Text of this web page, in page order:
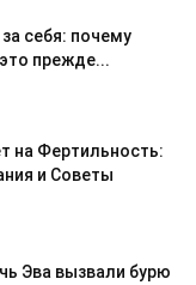
себя: почему
прежде...
на Фертильность:
и Советы
Эва вызвали бурю